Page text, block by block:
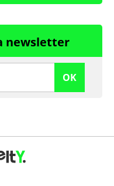
newsletter
OK